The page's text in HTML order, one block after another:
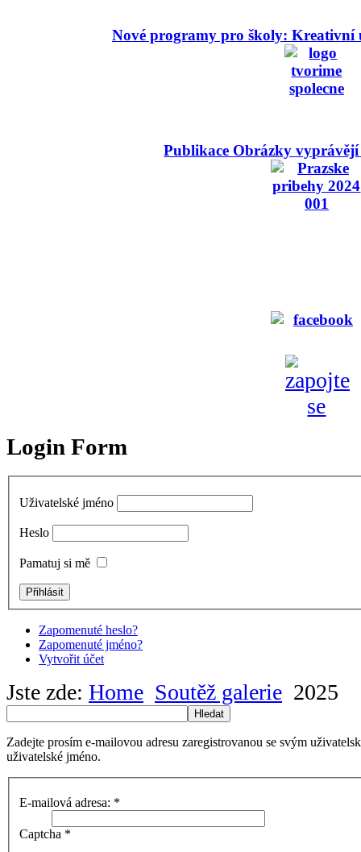
Nové programy pro školy: Kreativní
Publikace Obrázky
Login Form
Uživatelské jméno
Heslo
Pamatuj si mě
Zapomenuté heslo?
Zapomenuté jméno?
Vytvořit účet
Jste zde: Home Soutěž galerie 2025
Hledat
Zadejte prosím e-mailovou adresu zaregistrovanou se svým
uživatelské jméno.
E-mailová adresa: *
Captcha *